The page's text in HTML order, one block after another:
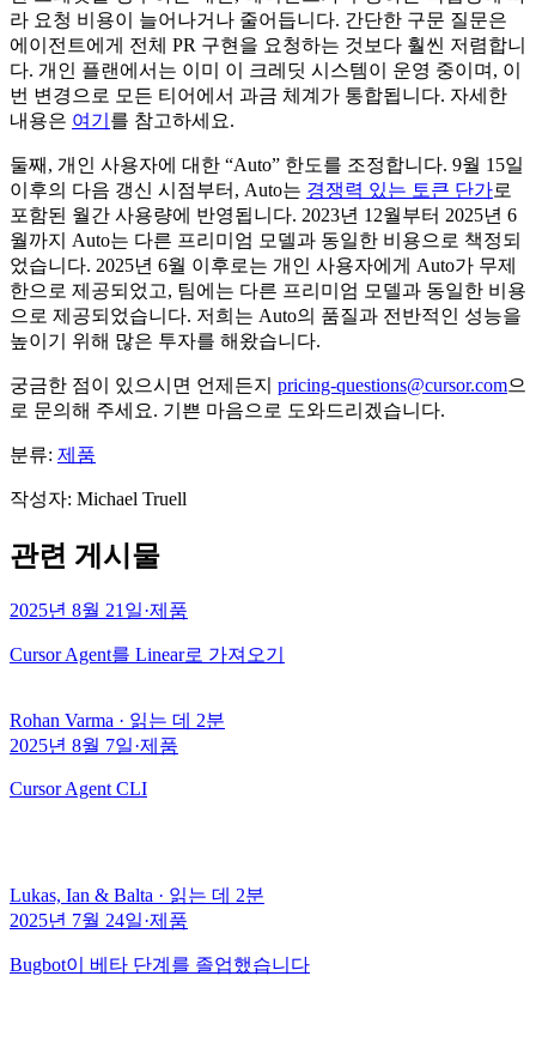
라 요청 비용이 늘어나거나 줄어듭니다. 간단한 구문 질문은
에이전트에게 전체 PR 구현을 요청하는 것보다 훨씬 저렴합니
다. 개인 플랜에서는 이미 이 크레딧 시스템이 운영 중이며, 이
번 변경으로 모든 티어에서 과금 체계가 통합됩니다. 자세한
내용은 여기 를 참고하세요.
둘째, 개인 사용자에 대한 “Auto” 한도를 조정합니다. 9월 15일
이후의 다음 갱신 시점부터, Auto는 경쟁력 있는 토큰 단가로
포함된 월간 사용량에 반영됩니다. 2023년 12월부터 2025년 6
월까지 Auto는 다른 프리미엄 모델과 동일한 비용으로 책정되
었습니다. 2025년 6월 이후로는 개인 사용자에게 Auto가 무제
한으로 제공되었고, 팀에는 다른 프리미엄 모델과 동일한 비용
으로 제공되었습니다. 저희는 Auto의 품질과 전반적인 성능을
높이기 위해 많은 투자를 해왔습니다.
궁금한 점이 있으시면 언제든지 pricing-questions@cursor.com으
로 문의해 주세요. 기쁜 마음으로 도와드리겠습니다.
분류: 제품
작성자: Michael Truell
관련 게시물
2025년 8월 21일·제품
Cursor Agent를 Linear로 가져오기
Rohan Varma · 읽는 데 2분
2025년 8월 7일·제품
Cursor Agent CLI
Lukas, Ian & Balta · 읽는 데 2분
2025년 7월 24일·제품
Bugbot이 베타 단계를 졸업했습니다